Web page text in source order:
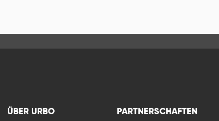
ÜBER URBO PARTNERSCHAFTEN